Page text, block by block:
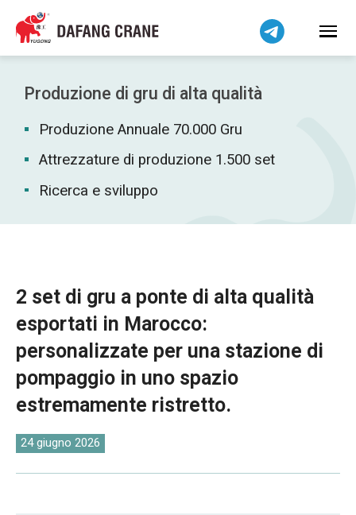
Produzione di gru di alta qualità
Produzione Annuale 70.000 Gru
Attrezzature di produzione 1.500 set
Ricerca e sviluppo
2 set di gru a ponte di alta qualità
esportati in Marocco:
personalizzate per una stazione di
pompaggio in uno spazio
estremamente ristretto.
24 giugno 2026
Bahasa Indonesia
Bahasa Melayu
Tiếng Việt
简体中文
فارسی
Pilipino
اردو
Kiswahili
Norsk
O‘zbekcha